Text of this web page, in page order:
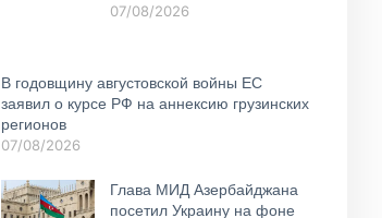
07/08/2026
В годовщину августовской войны ЕС
заявил о курсе РФ на аннексию грузинских
регионов
07/08/2026
Глава МИД Азербайджана
посетил Украину на фоне